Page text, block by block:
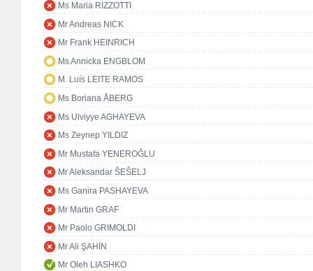
Ms Maria RIZZOTTI
Mr Andreas NICK
Mr Frank HEINRICH
Ms Annicka ENGBLOM
M. Luís LEITE RAMOS
Ms Boriana ÅBERG
Ms Ulviyye AGHAYEVA
Ms Zeynep YILDIZ
Mr Mustafa YENEROĞLU
Mr Aleksandar ŠEŠELJ
Ms Ganira PASHAYEVA
Mr Martin GRAF
Mr Paolo GRIMOLDI
Mr Ali ŞAHİN
Mr Oleh LIASHKO